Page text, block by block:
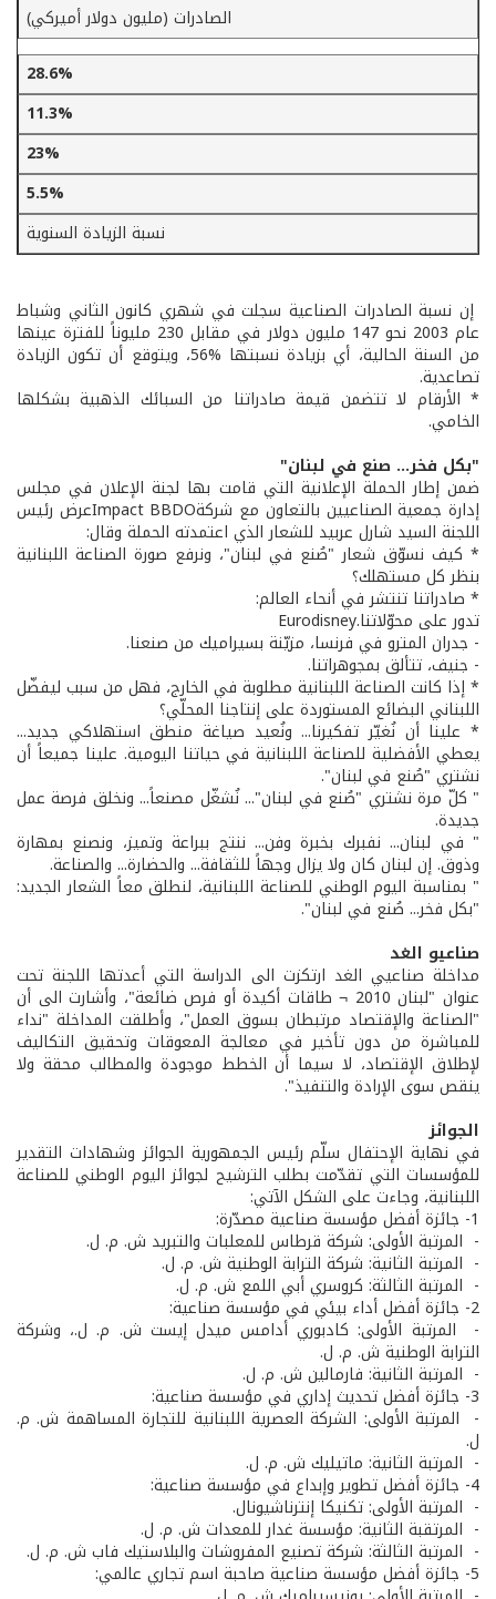
الصادرات (مليون دولار أميركي)
28.6%
11.3%
23%
5.5%
نسبة الزيادة السنوية
إن نسبة الصادرات الصناعية سجلت في شهري كانون الثاني وشباط
عام 2003 نحو 147 مليون دولار في مقابل 230 مليوناً للفترة عينها
من السنة الحالية، أي بزيادة نسبتها %56، ويتوقع أن تكون الزيادة
تصاعدية.
* الأرقام لا تتضمن قيمة صادراتنا من السبائك الذهبية بشكلها
الخامي.
"بكل فخر... صنع في لبنان"
ضمن إطار الحملة الإعلانية التي قامت بها لجنة الإعلان في مجلس
إدارة جمعية الصناعيين بالتعاون مع شركةImpact BBDOعرض رئيس
اللجنة السيد شارل عربيد للشعار الذي اعتمدته الحملة وقال:
* كيف نسوّق شعار "صُنع في لبنان"، ونرفع صورة الصناعة اللبنانية
بنظر كل مستهلك؟
* صادراتنا تنتشر في أنحاء العالم:
تدور على محوّلاتنا.Eurodisney
- جدران المترو في فرنسا، مزيّنة بسيراميك من صنعنا.
- جنيف، تتألق بمجوهراتنا.
* إذا كانت الصناعة اللبنانية مطلوبة في الخارج، فهل من سبب ليفضّل
اللبناني البضائع المستوردة على إنتاجنا المحلّي؟
* علينا أن نُغيّر تفكيرنا... ونُعيد صياغة منطق استهلاكي جديد...
يعطي الأفضلية للصناعة اللبنانية في حياتنا اليومية. علينا جميعاً أن
نشتري "صُنع في لبنان".
" كلّ مرة نشتري "صُنع في لبنان"... نُشغّل مصنعاً... ونخلق فرصة عمل
جديدة.
" في لبنان... نفبرك بخبرة وفن... ننتج ببراعة وتميز، ونصنع بمهارة
وذوق. إن لبنان كان ولا يزال وجهاً للثقافة... والحضارة... والصناعة.
" بمناسبة اليوم الوطني للصناعة اللبنانية، لنطلق معاً الشعار الجديد:
"بكل فخر... صُنع في لبنان".
صناعيو الغد
مداخلة صناعيي الغد ارتكزت الى الدراسة التي أعدتها اللجنة تحت
عنوان "لبنان 2010 ¬ طاقات أكيدة أو فرص ضائعة"، وأشارت الى أن
"الصناعة والإقتصاد مرتبطان بسوق العمل"، وأطلقت المداخلة "نداء
للمباشرة من دون تأخير في معالجة المعوقات وتحقيق التكاليف
لإطلاق الإقتصاد، لا سيما أن الخطط موجودة والمطالب محقة ولا
ينقص سوى الإرادة والتنفيذ".
الجوائز
في نهاية الإحتفال سلّم رئيس الجمهورية الجوائز وشهادات التقدير
للمؤسسات التي تقدّمت بطلب الترشيح لجوائز اليوم الوطني للصناعة
اللبنانية، وجاءت على الشكل الآتي:
1- جائزة أفضل مؤسسة صناعية مصدّرة:
- المرتبة الأولى: شركة قرطاس للمعلبات والتبريد ش. م. ل.
- المرتبة الثانية: شركة الترابة الوطنية ش. م. ل.
- المرتبة الثالثة: كروسري أبي اللمع ش. م. ل.
2- جائزة أفضل أداء بيئي في مؤسسة صناعية:
- المرتبة الأولى: كادبوري أدامس ميدل إيست ش. م. ل.، وشركة
الترابة الوطنية ش. م. ل.
- المرتبة الثانية: فارمالين ش. م. ل.
3- جائزة أفضل تحديث إداري في مؤسسة صناعية:
- المرتبة الأولى: الشركة العصرية اللبنانية للتجارة المساهمة ش. م.
ل.
- المرتبة الثانية: ماتيليك ش. م. ل.
4- جائزة أفضل تطوير وإبداع في مؤسسة صناعية:
- المرتبة الأولى: تكنيكا إنترناشيونال.
- المرتقبة الثانية: مؤسسة غدار للمعدات ش. م. ل.
- المرتبة الثالثة: شركة تصنيع المفروشات والبلاستيك فاب ش. م. ل.
5- جائزة أفضل مؤسسة صناعية صاحبة اسم تجاري عالمي: